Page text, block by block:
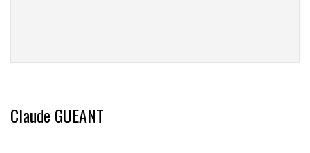
Claude GUEANT